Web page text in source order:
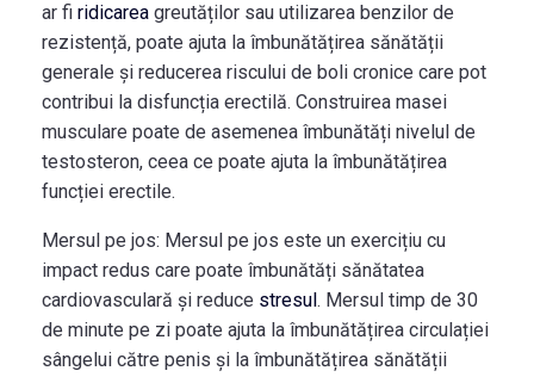
ar fi ridicareagreutăților sau utilizarea benzilor de
rezistență, poate ajuta la îmbunătățirea sănătății
generale și reducerea riscului de boli cronice care pot
contribui la disfuncția erectilă. Construirea masei
musculare poate de asemenea îmbunătăți nivelul de
testosteron, ceea ce poate ajuta la îmbunătățirea
funcției erectile.
Mersul pe jos: Mersul pe jos este un exercițiu cu
impact redus care poate îmbunătăți sănătatea
cardiovasculară și reduce stresul. Mersul timp de 30
de minute pe zi poate ajuta la îmbunătățirea circulației
sângelui către penis și la îmbunătățirea sănătății